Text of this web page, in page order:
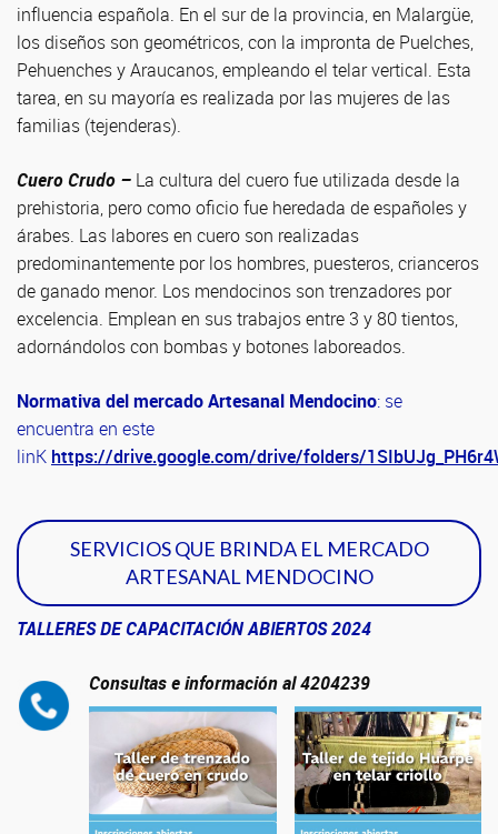
influencia española. En el sur de la provincia, en Malargüe,
los diseños son geométricos, con la impronta de Puelches,
Pehuenches y Araucanos, empleando el telar vertical. Esta
tarea, en su mayoría es realizada por las mujeres de las
familias (tejenderas).
Cuero Crudo – La cultura del cuero fue utilizada desde la
prehistoria, pero como oficio fue heredada de españoles y
árabes. Las labores en cuero son realizadas
predominantemente por los hombres, puesteros, crianceros
de ganado menor. Los mendocinos son trenzadores por
excelencia. Emplean en sus trabajos entre 3 y 80 tientos,
adornándolos con bombas y botones laboreados.
Normativa del mercado Artesanal Mendocino: se
encuentra en este
linK https://drive.google.com/drive/folders/
SERVICIOS QUE BRINDA EL MERCADO
ARTESANAL MENDOCINO
TALLERES DE CAPACITACIÓN ABIERTOS 2024
Consultas e información al 4204239